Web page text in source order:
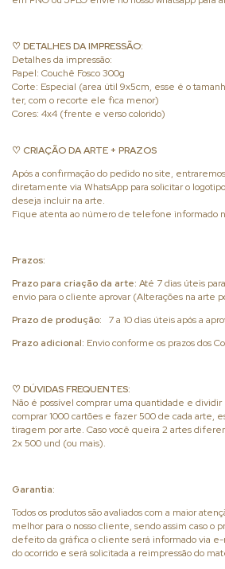
♡ DETALHES DA IMPRESSÃO:
Detalhes da impressão:
Papel: Couchê Fosco 300g
Corte: Especial (area útil 9x5cm, esse é o
ter, com o recorte ele fica menor)
Cores: 4x4 (frente e verso colorido)
♡ CRIAÇÃO DA ARTE + PRAZOS
Após a confirmação do pedido no site,
diretamente via WhatsApp para solicitar o
deseja incluir na arte.
Fique atenta ao número de telefone informado
Prazos:
Prazo para criação da arte: Até 7 dias úteis
envio para o cliente aprovar (Alterações na arte
Prazo de produção:
7 a 10 dias úteis após a
Prazo adicional: Envio conforme os prazos dos
♡ DÚVIDAS FREQUENTES:
Não é possível comprar uma quantidade e
comprar 1000 cartões e fazer 500 de cada arte,
tiragem por arte. Caso você queira 2 artes
2x 500 und (ou mais).
Garantia:
Todos os produtos são avaliados com a maior
melhor para o nosso cliente, sendo assim caso o
defeito da gráfica o cliente será informado via e-
do ocorrido e será solicitada a reimpressão do